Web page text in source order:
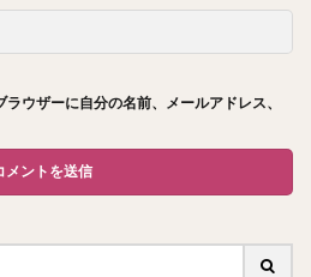
ウザーに自分の名前、メールアドレス、